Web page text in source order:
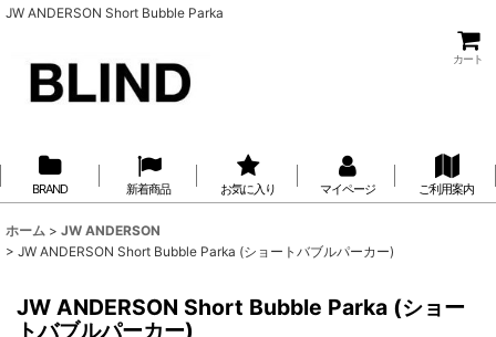
JW ANDERSON Short Bubble Parka
カート
BRAND 新着商品 お気に入り マイページ ご利用案内
ホーム > JW ANDERSON
> JW ANDERSON Short Bubble Parka (ショートバブルパーカー)
JW ANDERSON Short Bubble Parka (ショー
トバブルパーカー)